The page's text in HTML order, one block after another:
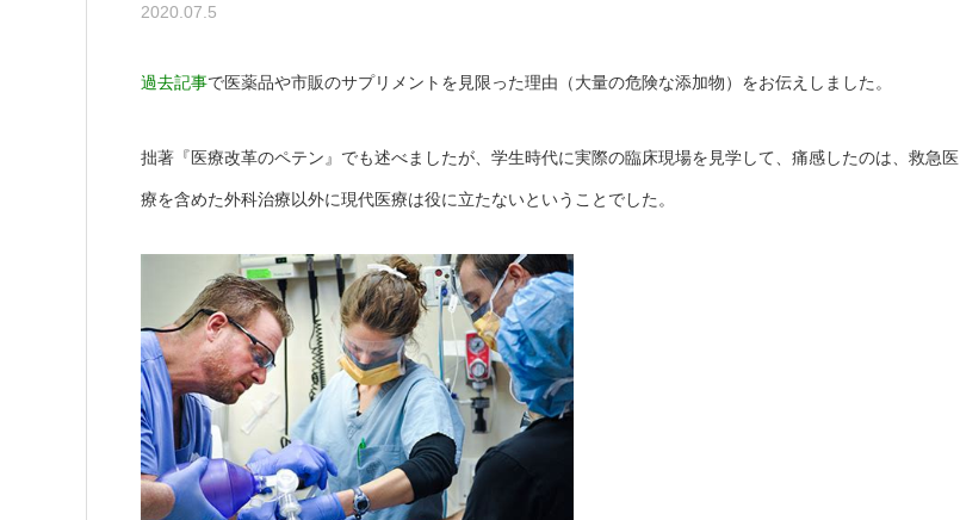
2020.07.5
過去記事で医薬品や市販のサプリメントを見限った理由（大量の危険な添加物）をお伝えしました。
拙著『医療改革のペテン』でも述べましたが、学生時代に実際の臨床現場を見学して、痛感したのは、救急医
療を含めた外科治療以外に現代医療は役に立たないということでした。